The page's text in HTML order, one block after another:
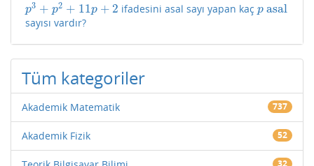
p3 + p2 + 11p + 2
p3 +p 2+11p +2 ifadesini asal sayı yapan kaçp asal
p asal
sayısı vardır?
Tüm kategoriler
Akademik Matematik 737
Akademik Fizik 52